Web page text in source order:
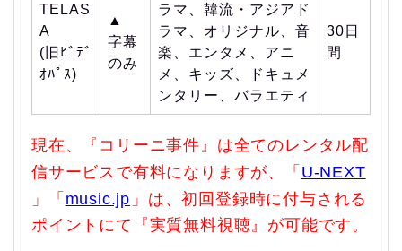
TELAS
A
(旧ﾋﾞﾃﾞ
ｵﾊﾟｽ)
▲
字幕
のみ
ラマ、韓流・アジアド
ラマ、オリジナル、音
楽、エンタメ、アニ
メ、キッズ、ドキュメ
ンタリー、バラエティ
30日
間
現在、『コリーニ事件』は全てのレンタル配
信サービスで有料になりますが、「 U-NEXT
」「 music.jp 」は、初回登録時に付与される
ポイントにて『実質無料視聴』が可能です。